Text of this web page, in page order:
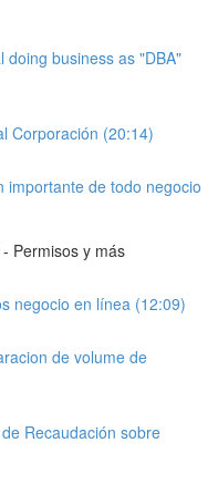
doing business as "DBA"
Corporación (20:14)
importante de todo negocio
Permisos y más
negocio en línea (12:09)
de volume de
Recaudación sobre